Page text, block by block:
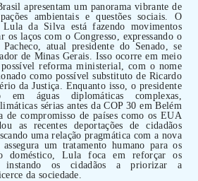
apresentam um panorama vibrante de
ambientais e questões sociais. O
da Silva está fazendo movimentos
os laços com o Congresso, expressando o
atual presidente do Senado, se
de Minas Gerais. Isso ocorre em meio
possível reforma ministerial, com o nome
como possível substituto de Ricardo
da Justiça. Enquanto isso, o presidente
em águas diplomáticas complexas,
sérias antes da COP 30 em Belém
compromisso de países como os EUA
as recentes deportações de cidadãos
uma relação pragmática com a nova
assegura um tratamento humano para os
doméstico, Lula foca em reforçar os
instando os cidadãos a priorizar a
da sociedade.